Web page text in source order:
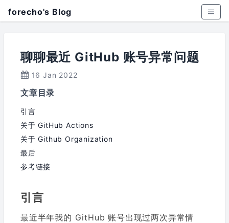
forecho's Blog
聊聊最近 GitHub 账号异常问题
16 Jan 2022
文章目录
引言
关于 GitHub Actions
关于 Github Organization
最后
参考链接
引言
最近半年我的 GitHub 账号出现过两次异常情